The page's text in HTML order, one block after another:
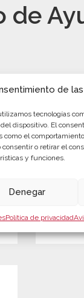
de
tecnologías
dispositivo. El
el
o retirar el
y funciones.
Denegar
Política de privacidad
de